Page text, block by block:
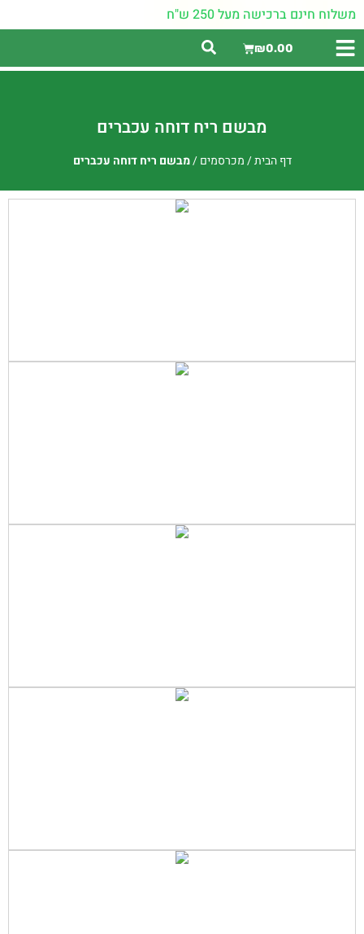
משלוח חינם ברכישה מעל 250 ש"ח
₪0.00
מבשם ריח דוחה עכברים
דף הבית/מכרסמים/מבשם ריח דוחה עכברים